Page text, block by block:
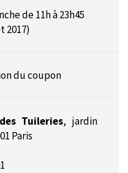
de 11h à 23h45
2017)
du coupon
Tuileries, jardin
Paris